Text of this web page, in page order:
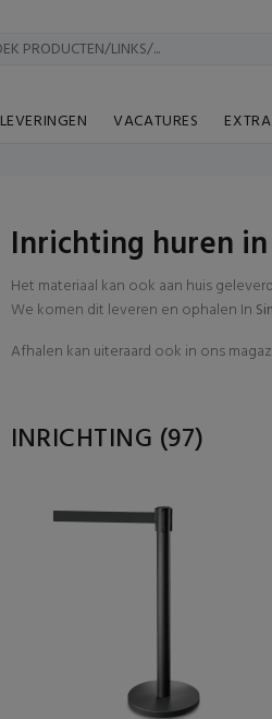
LEVERINGEN VACATURES EXTRA
Inrichting huren
Het materiaal kan ook aan huis
We komen dit leveren en ophalen In
Afhalen kan uiteraard ook in ons
INRICHTING (97)